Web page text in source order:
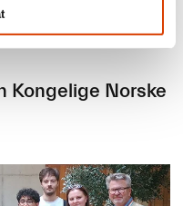
Kongelige Norske